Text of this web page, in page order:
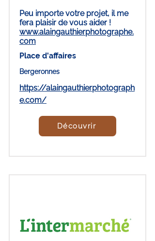
Peu importe votre projet, il me
fera plaisir de vous aider !
www.alaingauthierphotographe.
com
Place d'affaires
Bergeronnes
https://alaingauthierphotograph
e.com/
Découvrir